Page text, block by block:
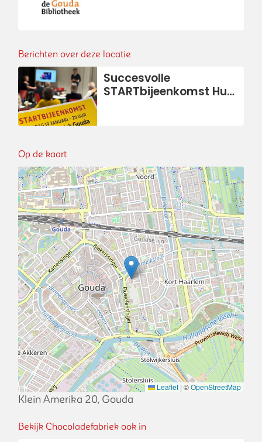
Berichten over deze locatie
Succesvolle
STARTbijeenkomst Huis
Op de kaart
Leaflet | ©OpenStreetMap
Klein Amerika 20, Gouda
Bekijk Chocoladefabriek ook in